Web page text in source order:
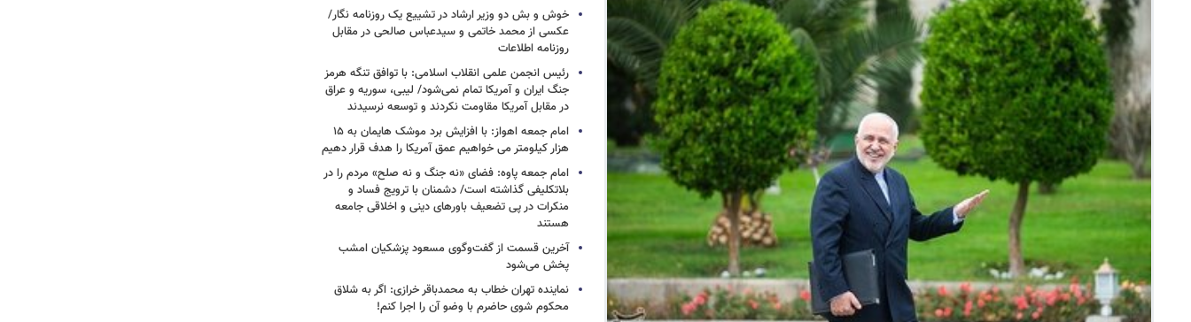
خوش و بش دو وزیر ارشاد در تشییع یک روزنامه نگار/
عکسی از محمد خاتمی و سیدعباس صالحی در مقابل
روزنامه اطلاعات
رئیس انجمن علمی انقلاب اسلامی: با توافق تنگه هرمز
جنگ ایران و آمریکا تمام نمی‌شود/ لیبی، سوریه و عراق
در مقابل آمریکا مقاومت نکردند و توسعه نرسیدند
امام‌ جمعه اهواز: با افزایش برد موشک هایمان به ۱۵
هزار کیلومتر می خواهیم عمق آمریکا را هدف قرار دهیم
امام جمعه پاوه: فضای «نه جنگ و نه صلح» مردم را در
بلاتکلیفی گذاشته است/ دشمنان با ترویج فساد و
منکرات در پی تضعیف باورهای دینی و اخلاقی جامعه
هستند
آخرین قسمت از گفت‌وگوی مسعود پزشکیان امشب
پخش می‌شود
نماینده تهران خطاب به محمدباقر خرازی: اگر به شلاق
محکوم شوی حاضرم با وضو آن را اجرا کنم!